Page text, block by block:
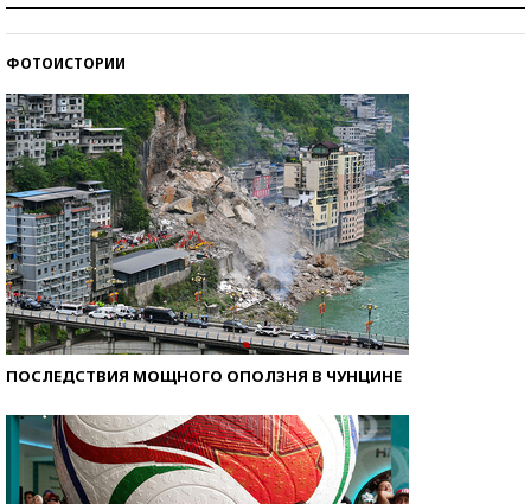
ФОТОИСТОРИИ
ПОСЛЕДСТВИЯ МОЩНОГО ОПОЛЗНЯ В ЧУНЦИНЕ